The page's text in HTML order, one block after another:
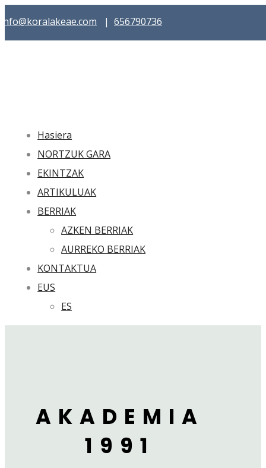
info@koralakeae.com | 656790736
Hasiera
NORTZUK GARA
EKINTZAK
ARTIKULUAK
BERRIAK
AZKEN BERRIAK
AURREKO BERRIAK
KONTAKTUA
EUS
ES
AKADEMIA
1991